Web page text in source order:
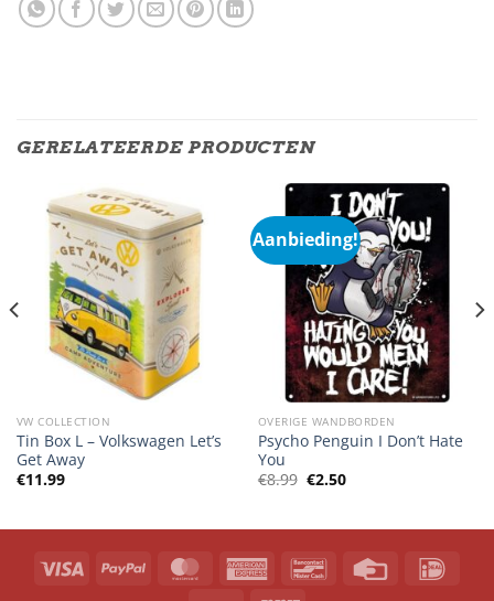
GERELATEERDE PRODUCTEN
VW COLLECTION
Tin Box L – Volkswagen Let’s
Get Away
€11.99
Aanbieding!
OVERIGE WANDBORDEN
Psycho Penguin I Don’t Hate
You
€8.99 Oorspronkelijke
prijs
€2.50Huidige
prijs